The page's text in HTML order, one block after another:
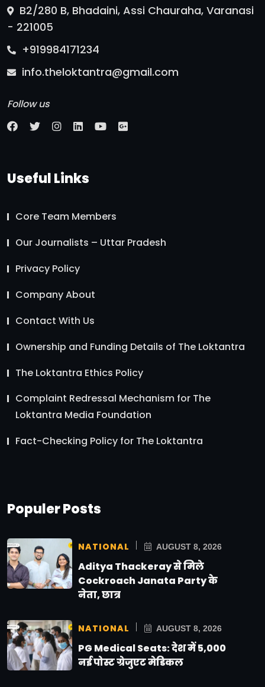
B2/280 B, Bhadaini, Assi Chauraha, Varanasi
- 221005
+919984171234
info.theloktantra@gmail.com
Follow us
Useful Links
Core Team Members
Our Journalists – Uttar Pradesh
Privacy Policy
Company About
Contact With Us
Ownership and Funding Details of The Loktantra
The Loktantra Ethics Policy
Complaint Redressal Mechanism for The
Loktantra Media Foundation
Fact-Checking Policy for The Loktantra
Populer Posts
NATIONAL AUGUST 8, 2026
Aditya Thackeray से मिले
Cockroach Janata Party के
नेता, छात्र
NATIONAL AUGUST 8, 2026
PG Medical Seats: देश में 5,000
नई पोस्ट ग्रेजुएट मेडिकल